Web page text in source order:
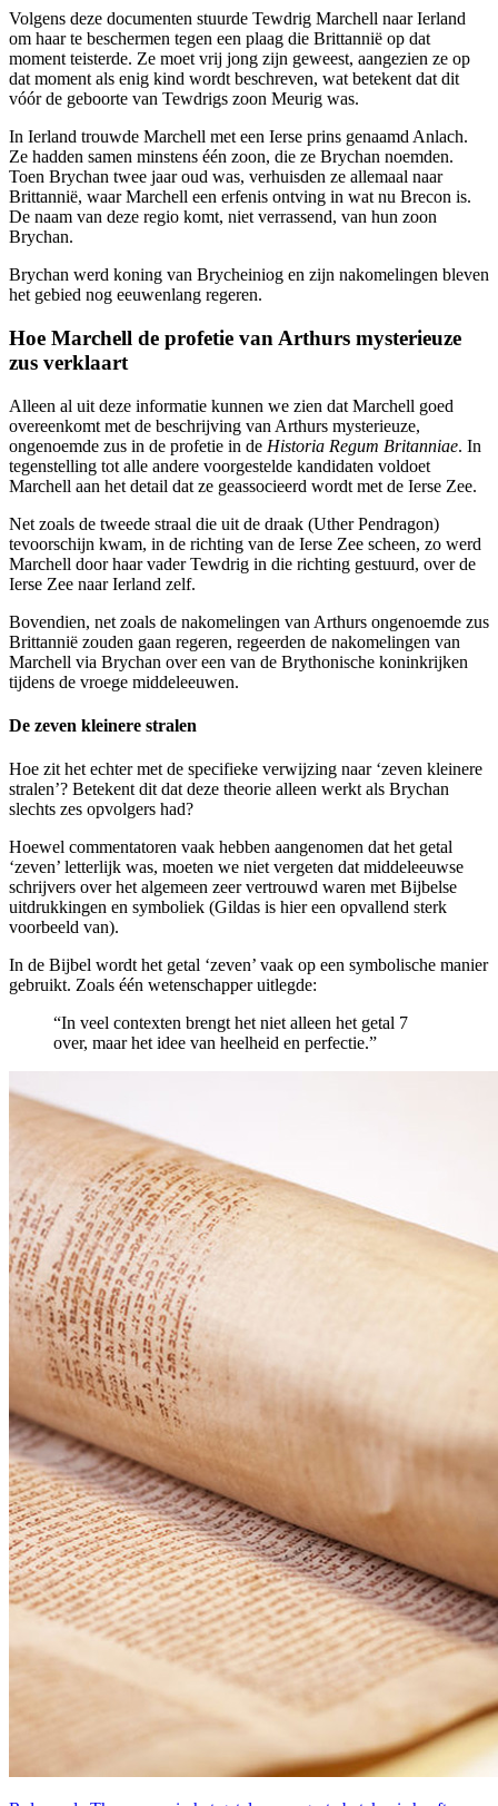
Volgens deze documenten stuurde Tewdrig Marchell naar Ierland
om haar te beschermen tegen een plaag die Brittannië op dat
moment teisterde. Ze moet vrij jong zijn geweest, aangezien ze op
dat moment als enig kind wordt beschreven, wat betekent dat dit
vóór de geboorte van Tewdrigs zoon Meurig was.
In Ierland trouwde Marchell met een Ierse prins genaamd Anlach.
Ze hadden samen minstens één zoon, die ze Brychan noemden.
Toen Brychan twee jaar oud was, verhuisden ze allemaal naar
Brittannië, waar Marchell een erfenis ontving in wat nu Brecon is.
De naam van deze regio komt, niet verrassend, van hun zoon
Brychan.
Brychan werd koning van Brycheiniog en zijn nakomelingen bleven
het gebied nog eeuwenlang regeren.
Hoe Marchell de profetie van Arthurs mysterieuze
zus verklaart
Alleen al uit deze informatie kunnen we zien dat Marchell goed
overeenkomt met de beschrijving van Arthurs mysterieuze,
ongenoemde zus in de profetie in de Historia Regum Britanniae. In
tegenstelling tot alle andere voorgestelde kandidaten voldoet
Marchell aan het detail dat ze geassocieerd wordt met de Ierse Zee.
Net zoals de tweede straal die uit de draak (Uther Pendragon)
tevoorschijn kwam, in de richting van de Ierse Zee scheen, zo werd
Marchell door haar vader Tewdrig in die richting gestuurd, over de
Ierse Zee naar Ierland zelf.
Bovendien, net zoals de nakomelingen van Arthurs ongenoemde zus
Brittannië zouden gaan regeren, regeerden de nakomelingen van
Marchell via Brychan over een van de Brythonische koninkrijken
tijdens de vroege middeleeuwen.
De zeven kleinere stralen
Hoe zit het echter met de specifieke verwijzing naar ‘zeven kleinere
stralen’? Betekent dit dat deze theorie alleen werkt als Brychan
slechts zes opvolgers had?
Hoewel commentatoren vaak hebben aangenomen dat het getal
‘zeven’ letterlijk was, moeten we niet vergeten dat middeleeuwse
schrijvers over het algemeen zeer vertrouwd waren met Bijbelse
uitdrukkingen en symboliek (Gildas is hier een opvallend sterk
voorbeeld van).
In de Bijbel wordt het getal ‘zeven’ vaak op een symbolische manier
gebruikt. Zoals één wetenschapper uitlegde:
“In veel contexten brengt het niet alleen het getal 7
over, maar het idee van heelheid en perfectie.”